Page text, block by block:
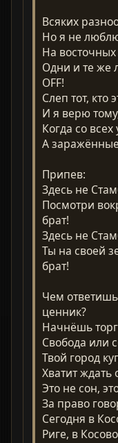
Всяких
Но я не
На
Одни и те же
OFF!
Слеп тот, кто
И я верю
Когда со
А
Припев:
Здесь не
Посмотри
брат!
Здесь не
Ты на своей
брат!
Чем
ценник?
Начнёшь
Свобода или
Твой город
Хватит
Это не сон,
За право
Сегодня в
Риге, в